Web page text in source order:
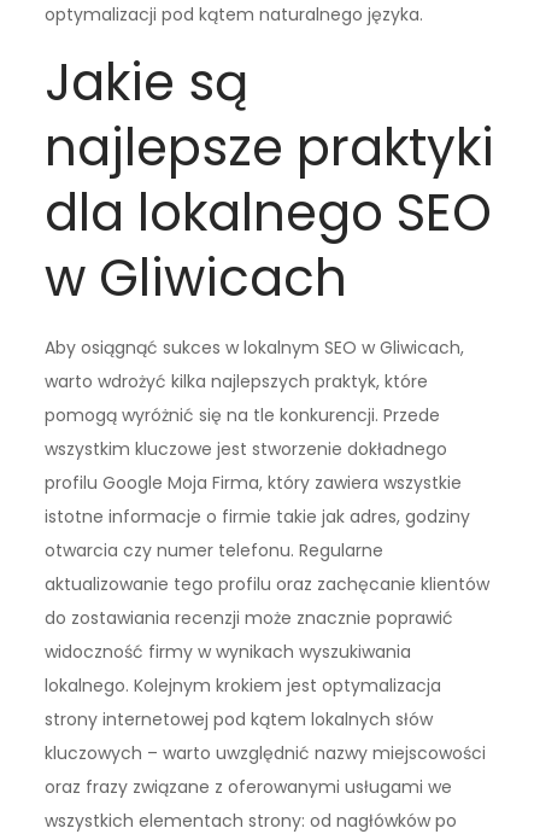
optymalizacji pod kątem naturalnego języka.
Jakie są
najlepsze praktyki
dla lokalnego SEO
w Gliwicach
Aby osiągnąć sukces w lokalnym SEO w Gliwicach,
warto wdrożyć kilka najlepszych praktyk, które
pomogą wyróżnić się na tle konkurencji. Przede
wszystkim kluczowe jest stworzenie dokładnego
profilu Google Moja Firma, który zawiera wszystkie
istotne informacje o firmie takie jak adres, godziny
otwarcia czy numer telefonu. Regularne
aktualizowanie tego profilu oraz zachęcanie klientów
do zostawiania recenzji może znacznie poprawić
widoczność firmy w wynikach wyszukiwania
lokalnego. Kolejnym krokiem jest optymalizacja
strony internetowej pod kątem lokalnych słów
kluczowych – warto uwzględnić nazwy miejscowości
oraz frazy związane z oferowanymi usługami we
wszystkich elementach strony: od nagłówków po